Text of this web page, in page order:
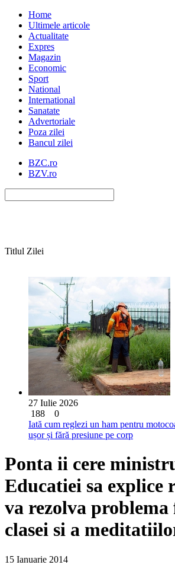
Home
Ultimele articole
Actualitate
Expres
Magazin
Economic
Sport
National
International
Sanatate
Advertoriale
Poza zilei
Bancul zilei
BZC.ro
BZV.ro
Titlul Zilei
27 Iulie 2026
188
0
Iată cum reglezi un ham pentru
ușor și fără presiune pe corp
Ponta ii cere
Educatiei sa explice
va rezolva
clasei si a
15 Ianuarie 2014